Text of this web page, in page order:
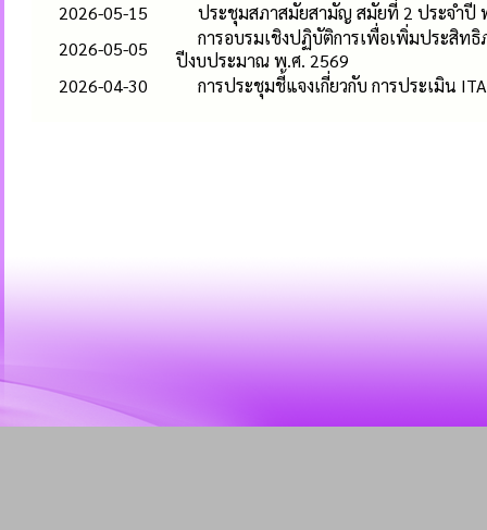
2026-05-15
ประชุมสภาสมัยสามัญ สมัยที่ 2 ประจำปี
2026-05-05
การอบรมเชิงปฏิบัติการเพื่อเพิ่มประสิท
ปีงบประมาณ พ.ศ. 2569
2026-04-30
การประชุมชี้แจงเกี่ยวกับ การประเมิน